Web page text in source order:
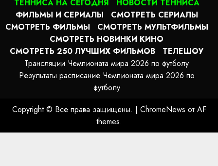
ТЕННИСА НА СЕГОДНЯ
НОВОСТИ ТЕННИСА
ФИЛЬМЫ И СЕРИАЛЫ
СМОТРЕТЬ СЕРИАЛЫ
СМОТРЕТЬ ФИЛЬМЫ
СМОТРЕТЬ МУЛЬТФИЛЬМЫ
СМОТРЕТЬ НОВИНКИ КИНО
СМОТРЕТЬ 250 ЛУЧШИХ ФИЛЬМОВ
ТЕЛЕШОУ
Трансляции Чемпионата мира 2026 по футболу
Результаты расписание Чемпионата мира 2026 по
футболу
Copyright © Все права защищены. | ChromeNews от AF
themes.